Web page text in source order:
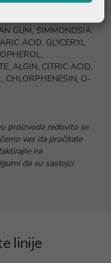
GUM, SIMMONDSIA
ACID, GLYCERYL
ALGIN, CITRIC ACID,
CHLORPHENESIN, O-
proizvoda redovito se
vas da pročitate
na
da su sastojci
linije